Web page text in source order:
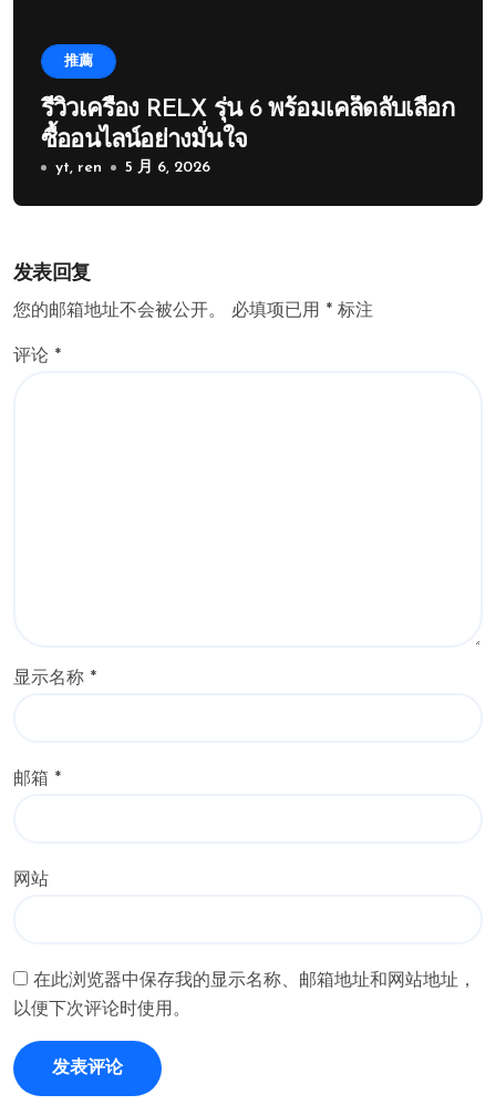
推薦
รีวิวเครื่อง RELX รุ่น 6 พร้อมเคล็ดลับเลือก
ซื้ออนไลน์อย่างมั่นใจ
yt, ren 5 月 6, 2026
发表回复
您的邮箱地址不会被公开。 必填项已用 * 标注
评论 *
显示名称 *
邮箱 *
网站
在此浏览器中保存我的显示名称、邮箱地址和网站地址，
以便下次评论时使用。